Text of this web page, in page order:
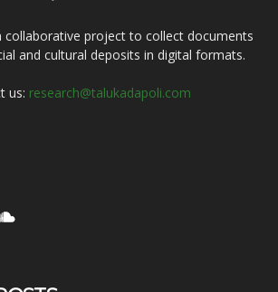
collaborative project to collect documents
and cultural deposits in digital formats.
us: research@talukadapoli.com